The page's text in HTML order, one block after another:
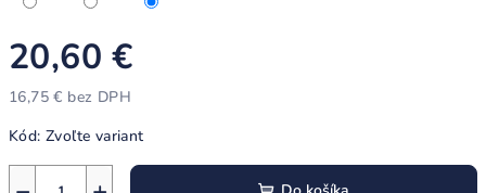
20,60 €
16,75 € bez DPH
cena:
Kód: Zvoľte variant